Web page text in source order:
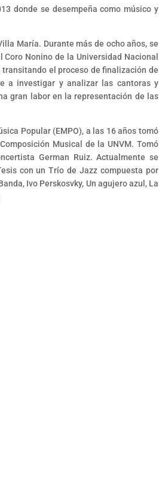
donde se desempeña como músico y
María. Durante más de ocho años, se
Nonino de la Universidad Nacional
el proceso de finalización de
a investigar y analizar las cantoras y
gran labor en la representación de las
Popular (EMPO), a las 16 años tomó
Musical de la UNVM. Tomó
German Ruiz. Actualmente se
con un Trío de Jazz compuesta por
Ivo Perskosvky, Un agujero azul, La